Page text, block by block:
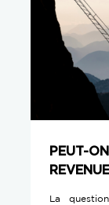
PEUT-
La